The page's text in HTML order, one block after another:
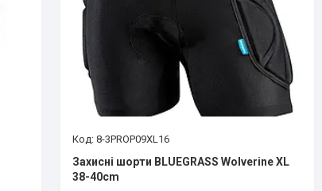
8-3PROP09XL16
Захисні шорти BLUEGRASS Wolverine XL
38-40cm